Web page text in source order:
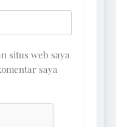
situs web saya
saya